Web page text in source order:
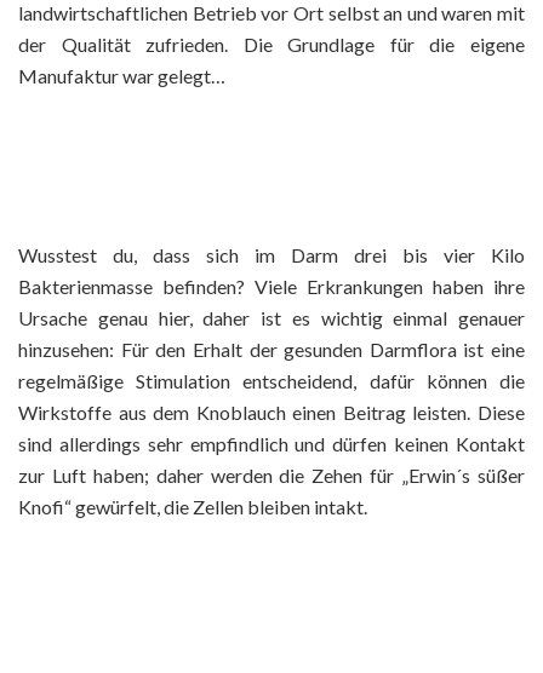
landwirtschaftlichen Betrieb vor Ort selbst an und waren mit
der Qualität zufrieden. Die Grundlage für die eigene
Manufaktur war gelegt…
Wusstest du, dass sich im Darm drei bis vier Kilo
Bakterienmasse befinden? Viele Erkrankungen haben ihre
Ursache genau hier, daher ist es wichtig einmal genauer
hinzusehen: Für den Erhalt der gesunden Darmflora ist eine
regelmäßige Stimulation entscheidend, dafür können die
Wirkstoffe aus dem Knoblauch einen Beitrag leisten. Diese
sind allerdings sehr empfindlich und dürfen keinen Kontakt
zur Luft haben; daher werden die Zehen für „Erwin´s süßer
Knofi“ gewürfelt, die Zellen bleiben intakt.